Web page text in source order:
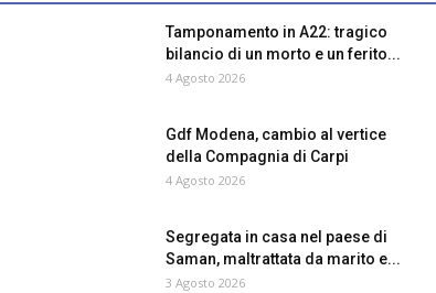
Tamponamento in A22: tragico
bilancio di un morto e un ferito...
4 Agosto 2026
Gdf Modena, cambio al vertice
della Compagnia di Carpi
4 Agosto 2026
Segregata in casa nel paese di
Saman, maltrattata da marito e...
3 Agosto 2026